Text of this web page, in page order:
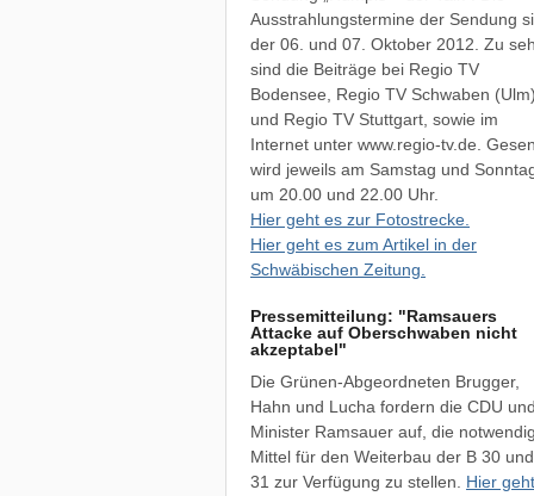
Ausstrahlungstermine der Sendung
der 06. und 07. Oktober 2012. Zu
sind die Beiträge bei Regio TV
Bodensee, Regio TV Schwaben
und Regio TV Stuttgart, sowie im
Internet unter www.regio-tv.de.
wird jeweils am Samstag und
um 20.00 und 22.00 Uhr.
Hier geht es zur Fotostrecke.
Hier geht es zum Artikel in der
Schwäbischen Zeitung.
Pressemitteilung: "Ramsauers
Attacke auf Oberschwaben nicht
akzeptabel"
Die Grünen-Abgeordneten Brugger,
Hahn und Lucha fordern die CDU
Minister Ramsauer auf, die
Mittel für den Weiterbau der B 30
31 zur Verfügung zu stellen. Hier